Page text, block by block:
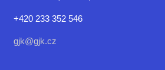
+420 233 352 546
gjk@gjk.cz